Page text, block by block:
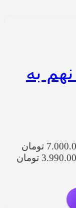
به
قیمت اصلی 7.000.000 تومان
قیمت فعلی 3.990.000 تومان